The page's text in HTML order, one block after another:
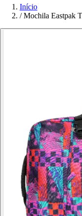
Início
/ Mochila Eastpak